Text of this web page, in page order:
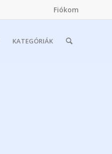
Fiókom
KATEGÓRIÁK